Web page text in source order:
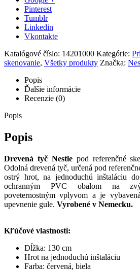
Pinterest
Tumblr
Linkedin
Vkontakte
Katalógové číslo: 14201000 Kategórie:
skenovanie, Všetky produkty Značka:
Popis
Ďalšie informácie
Recenzie (0)
Popis
Popis
Drevená tyč Nestlepod referenčné
Odolná drevená tyč, určená pod
ostrý hrot, na jednoduchú inštaláciu
ochranným PVC obalom na
poveternostným vplyvom a je
upevnenie gule. Vyrobené v Nemecku.
Kľúčové vlastnosti:
Dĺžka: 130 cm
Hrot na jednoduchú inštaláciu
Farba: červená, biela